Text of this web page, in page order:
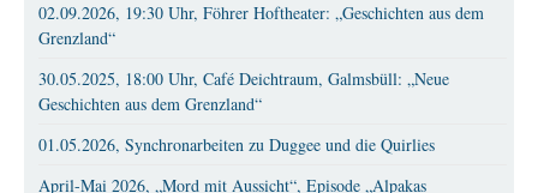
02.09.2026, 19:30 Uhr, Föhrer Hoftheater: „Geschichten aus dem
Grenzland“
30.05.2025, 18:00 Uhr, Café Deichtraum, Galmsbüll: „Neue
Geschichten aus dem Grenzland“
01.05.2026, Synchronarbeiten zu Duggee und die Quirlies
April-Mai 2026, „Mord mit Aussicht“, Episode „Alpakas